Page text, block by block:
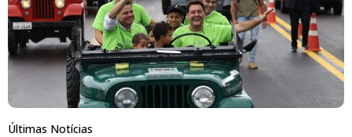
Últimas Notícias